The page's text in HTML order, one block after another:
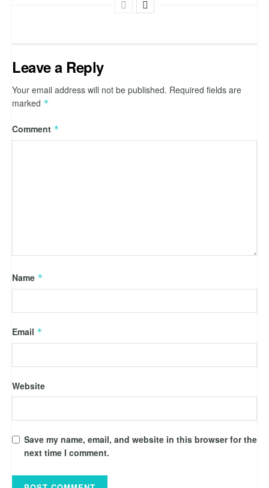
Leave a Reply
Your email address will not be published. Required fields are
marked *
Comment *
Name *
Email *
Website
Save my name, email, and website in this browser for the
next time I comment.